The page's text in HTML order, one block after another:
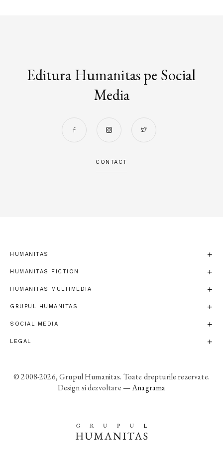
Editura Humanitas pe Social
Media
CONTACT
HUMANITAS
HUMANITAS FICTION
HUMANITAS MULTIMEDIA
GRUPUL HUMANITAS
SOCIAL MEDIA
LEGAL
© 2008-2026, Grupul Humanitas. Toate drepturile rezervate.
Design si dezvoltare —Anagrama